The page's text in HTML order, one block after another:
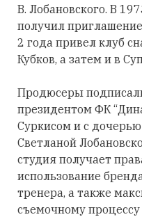
В. Лобановского. В
получил
2 года привел клуб
Кубков, а затем и в
Продюсеры
президентом ФК
Суркисом и с
Светланой
студия получает
использование
тренера, а также
съемочному